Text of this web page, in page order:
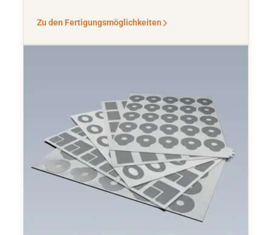
Zu den Fertigungsmöglichkeiten